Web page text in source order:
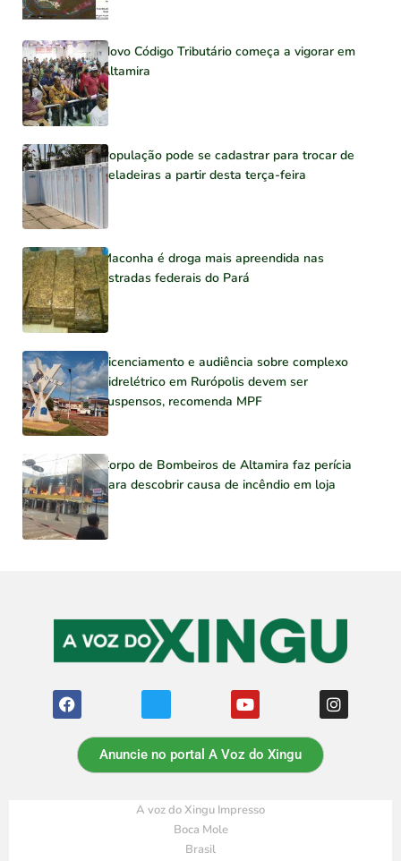
Novo Código Tributário começa a vigorar em
Altamira
População pode se cadastrar para trocar de
geladeiras a partir desta terça-feira
Maconha é droga mais apreendida nas
estradas federais do Pará
Licenciamento e audiência sobre complexo
hidrelétrico em Rurópolis devem ser
suspensos, recomenda MPF
Corpo de Bombeiros de Altamira faz perícia
para descobrir causa de incêndio em loja
Anuncie no portal A Voz do Xingu
A voz do Xingu Impresso
Boca Mole
Brasil